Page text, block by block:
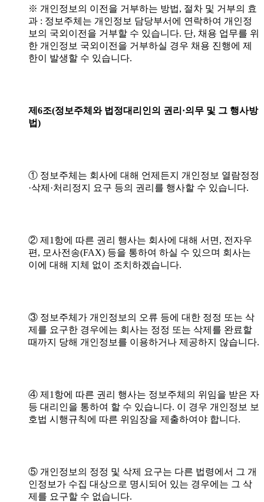
※ 개인정보의 이전을 거부하는 방법, 절차 및 거부의 효
과 : 정보주체는 개인정보 담당부서에 연락하여 개인정
보의 국외이전을 거부할 수 있습니다. 단, 채용 업무를 위
한 개인정보 국외이전을 거부하실 경우 채용 진행에 제
한이 발생할 수 있습니다.
제6조(정보주체와 법정대리인의 권리·의무 및 그 행사방
법)
① 정보주체는 회사에 대해 언제든지 개인정보 열람정정
·삭제·처리정지 요구 등의 권리를 행사할 수 있습니다.
② 제1항에 따른 권리 행사는 회사에 대해 서면, 전자우
편, 모사전송(FAX) 등을 통하여 하실 수 있으며 회사는
이에 대해 지체 없이 조치하겠습니다.
③ 정보주체가 개인정보의 오류 등에 대한 정정 또는 삭
제를 요구한 경우에는 회사는 정정 또는 삭제를 완료할
때까지 당해 개인정보를 이용하거나 제공하지 않습니다.
④ 제1항에 따른 권리 행사는 정보주체의 위임을 받은 자
등 대리인을 통하여 할 수 있습니다. 이 경우 개인정보 보
호법 시행규칙에 따른 위임장을 제출하여야 합니다.
⑤ 개인정보의 정정 및 삭제 요구는 다른 법령에서 그 개
인정보가 수집 대상으로 명시되어 있는 경우에는 그 삭
제를 요구할 수 없습니다.